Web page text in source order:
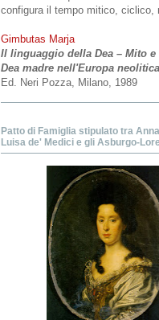
configura il tempo mitico, ciclico,
Gimbutas Marja
Il linguaggio della Dea – Mito
Dea madre nell'Europa neolitica
Ed. Neri Pozza, Milano, 1989
Patto di Famiglia stipulato tra
Luisa de' Medici e gli Asburgo-